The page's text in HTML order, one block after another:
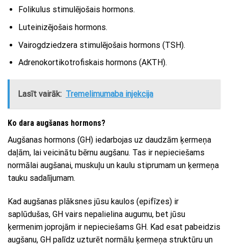
Folikulus stimulējošais hormons.
Luteinizējošais hormons.
Vairogdziedzera stimulējošais hormons (TSH).
Adrenokortikotrofiskais hormons (AKTH).
Lasīt vairāk: Tremelimumaba injekcija
Ko dara augšanas hormons?
Augšanas hormons (GH) iedarbojas uz daudzām ķermeņa
daļām, lai veicinātu bērnu augšanu. Tas ir nepieciešams
normālai augšanai, muskuļu un kaulu stiprumam un ķermeņa
tauku sadalījumam.
Kad augšanas plāksnes jūsu kaulos (epifīzes) ir
saplūdušas, GH vairs nepalielina augumu, bet jūsu
ķermenim joprojām ir nepieciešams GH. Kad esat pabeidzis
augšanu, GH palīdz uzturēt normālu ķermeņa struktūru un